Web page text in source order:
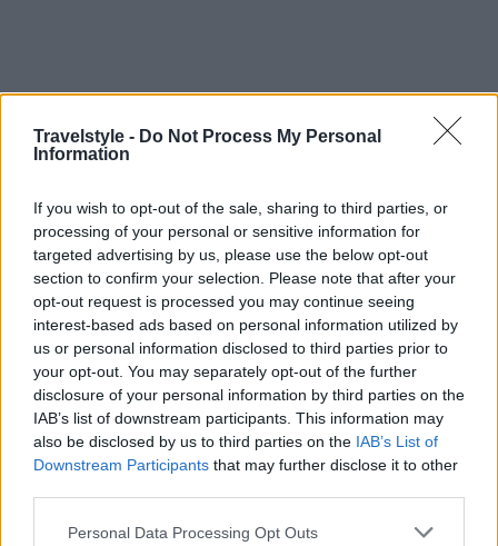
Travelstyle - Do Not Process My Personal
Information
If you wish to opt-out of the sale, sharing to third parties, or
processing of your personal or sensitive information for
targeted advertising by us, please use the below opt-out
section to confirm your selection. Please note that after your
opt-out request is processed you may continue seeing
interest-based ads based on personal information utilized by
us or personal information disclosed to third parties prior to
your opt-out. You may separately opt-out of the further
disclosure of your personal information by third parties on the
IAB’s list of downstream participants. This information may
also be disclosed by us to third parties on the IAB’s List of
Downstream Participants that may further disclose it to other
Please note that this website/app uses one or more Google
Personal Data Processing Opt Outs